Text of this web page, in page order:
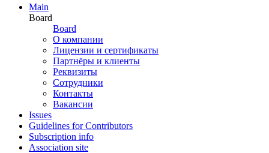
Main
Board
Board
О компании
Лицензии и сертификаты
Партнёры и клиенты
Реквизиты
Сотрудники
Контакты
Вакансии
Issues
Guidelines for Contributors
Subscription info
Association site